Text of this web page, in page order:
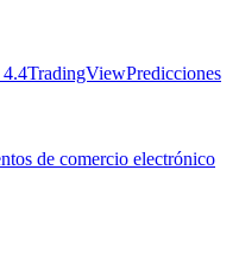
TradingViewPredicciones
de comercio electrónico